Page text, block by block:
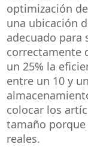
optimización
una ubicación
adecuado para
correctamente
un 25% la
entre un 10 y
colocar los
tamaño porque
reales.